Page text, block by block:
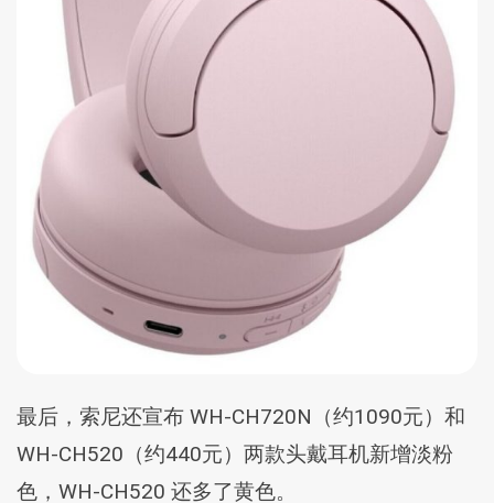
最后，索尼还宣布 WH-CH720N（约1090元）和
WH-CH520（约440元）两款头戴耳机新增淡粉
色，WH-CH520 还多了黄色。